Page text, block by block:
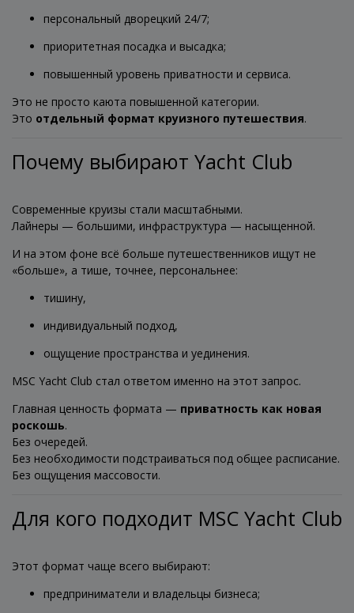
персональный дворецкий 24/7;
приоритетная посадка и высадка;
повышенный уровень приватности и сервиса.
Это не просто каюта повышенной категории.
Это отдельный формат круизного путешествия.
Почему выбирают Yacht Club
Современные круизы стали масштабными.
Лайнеры — большими, инфраструктура — насыщенной.
И на этом фоне всё больше путешественников ищут не
«больше», а тише, точнее, персональнее:
тишину,
индивидуальный подход,
ощущение пространства и уединения.
MSC Yacht Club стал ответом именно на этот запрос.
Главная ценность формата — приватность как новая
роскошь.
Без очередей.
Без необходимости подстраиваться под общее расписание.
Без ощущения массовости.
Для кого подходит MSC Yacht Club
Этот формат чаще всего выбирают:
предприниматели и владельцы бизнеса;